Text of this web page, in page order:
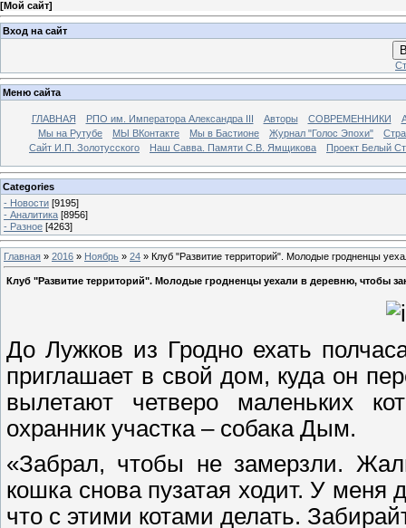
[Мой сайт]
Вход на сайт
Меню сайта
ГЛАВНАЯ РПО им. Императора Александра III Авторы СОВРЕМЕННИКИ
Мы на Рутубе
МЫ ВКонтакте Мы в Бастионе Журнал "Голос Эпохи"
Сайт И.П. Золотусского
Наш Савва. Памяти С.В. Ямщикова Проект Белый
Categories
- Новости [9195]
- Аналитика [8956]
- Разное [4263]
Главная » 2016 » Ноябрь » 24 » Клуб "Развитие территорий". Молодые гродненцы
Клуб "Развитие территорий". Молодые гродненцы уехали в деревню, чтобы
До Лужков из Гродно ехать
приглашает в свой дом, куда он
вылетают четверо маленьких
охранник участка – собака Дым.
«Забрал, чтобы не замерзли.
кошка снова пузатая ходит. У меня
что с этими котами делать.